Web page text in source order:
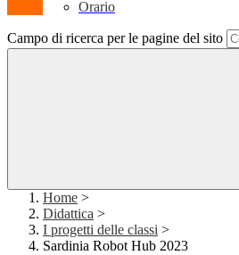
Orario
Campo di ricerca per le pagine del sito
Home >
Didattica >
I progetti delle classi >
Sardinia Robot Hub 2023